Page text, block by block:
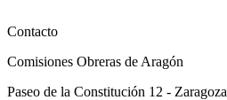
Contacto
Comisiones Obreras de Aragón
Paseo de la Constitución 12 - Zaragoza